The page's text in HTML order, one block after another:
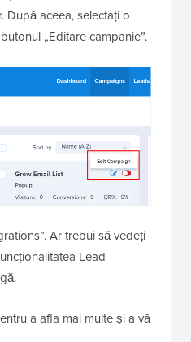
După aceea, selectați o
„Editare campanie”.
Ar trebui să vedeți
Lead
a afla mai multe și a vă